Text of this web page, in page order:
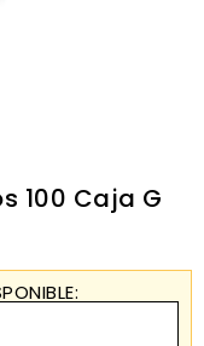
100 Caja G